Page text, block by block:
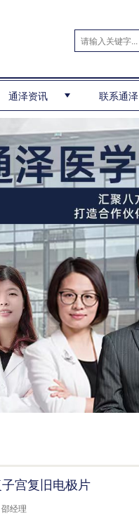
通泽资讯 联系通泽
宫复旧电极片
邵经理